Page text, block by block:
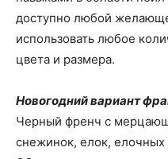
доступно любой
использовать любое
цвета и размера.
Новогодний вариант
Черный френч с
снежинок, елок, елочных